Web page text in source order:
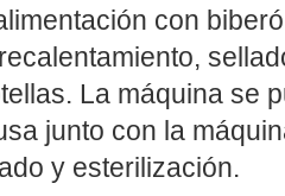
con
La máquina se
junto con la
y esterilización.